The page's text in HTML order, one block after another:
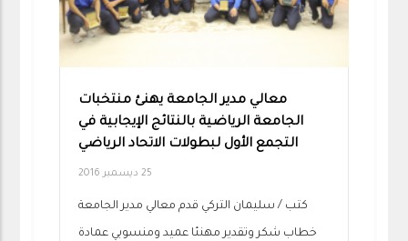
معالي مدير الجامعة يهنئ منتخبات
الجامعة الرياضية بالنتائج الإيجابية في
التجمع الأول لبطولات الاتحاد الرياضي
25 ديسمبر 2016
كتب / سليمان التركي قدم معالي مدير الجامعة
خطاب شكر وتقدير مهنئا عميد ومنسوبي عمادة